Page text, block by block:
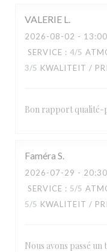
VALERIE L
2026-08-02 -
SERVICE : 4/5
3/5 KWALITEIT /
Bon rapport
Faméra S
2026-07-29 -
SERVICE : 5/5
5/5 KWALITEIT /
Nous avons passé